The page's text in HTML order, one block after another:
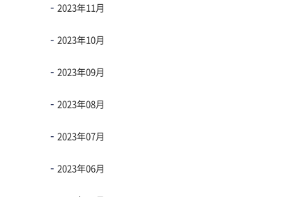
2023年11月
2023年10月
2023年09月
2023年08月
2023年07月
2023年06月